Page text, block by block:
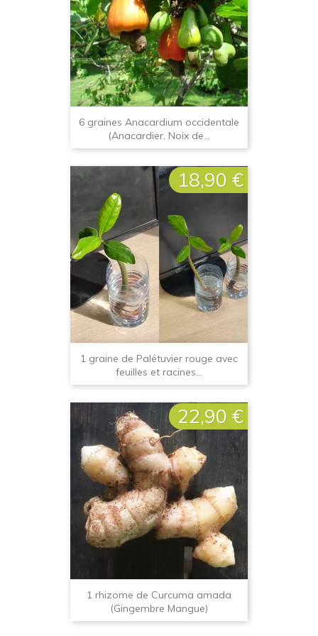
6 graines Anacardium occidentale
(Anacardier, Noix de...
1 graine de Palétuvier rouge avec
feuilles et racines...
Prix
18,90 €
1 rhizome de Curcuma amada
(Gingembre Mangue)
Prix
22,90 €